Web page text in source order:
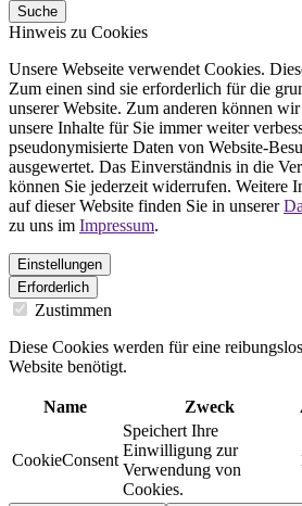
Suche
Hinweis zu Cookies
Unsere Webseite verwendet Cookies.
Zum einen sind sie erforderlich für die
unserer Website. Zum anderen können
unsere Inhalte für Sie immer weiter
pseudonymisierte Daten von Website-
ausgewertet. Das Einverständnis in die
können Sie jederzeit widerrufen. Weitere
auf dieser Website finden Sie in unserer
zu uns im Impressum.
Einstellungen
Erforderlich
Zustimmen
Diese Cookies werden für eine
Website benötigt.
Name Zweck
CookieConsent
Speichert Ihre
Einwilligung zur
Verwendung von
Cookies.